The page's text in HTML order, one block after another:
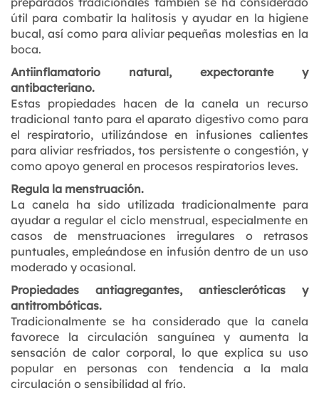
útil para combatir la halitosis y ayudar en la higiene
bucal, así como para aliviar pequeñas molestias en la
boca.
Antiinflamatorio natural, expectorante y
antibacteriano.
Estas propiedades hacen de la canela un recurso
tradicional tanto para el aparato digestivo como para
el respiratorio, utilizándose en infusiones calientes
para aliviar resfriados, tos persistente o congestión, y
como apoyo general en procesos respiratorios leves.
Regula la menstruación.
La canela ha sido utilizada tradicionalmente para
ayudar a regular el ciclo menstrual, especialmente en
casos de menstruaciones irregulares o retrasos
puntuales, empleándose en infusión dentro de un uso
moderado y ocasional.
Propiedades antiagregantes, antiescleróticas y
antitrombóticas.
Tradicionalmente se ha considerado que la canela
favorece la circulación sanguínea y aumenta la
sensación de calor corporal, lo que explica su uso
popular en personas con tendencia a la mala
circulación o sensibilidad al frío.